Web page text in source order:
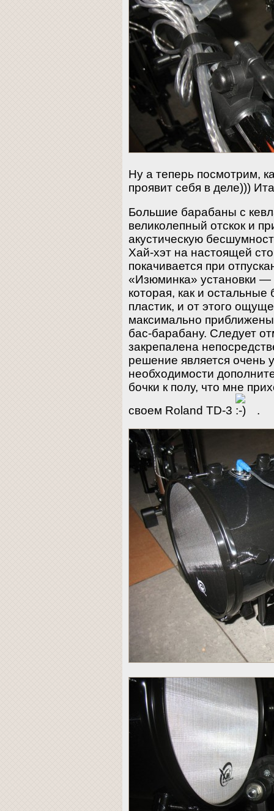
Ну а теперь посмотрим,
проявит себя в деле)))
Большие барабаны с
великолепный отскок и
акустическую
Хай-хэт на настоящей
покачивается при
«Изюминка» установки —
которая, как и
пластик, и от этого
максимально
бас-барабану. Следует
закрепалена
решение является очень
необходимости
бочки к полу, что мне
своем Roland TD-3
.